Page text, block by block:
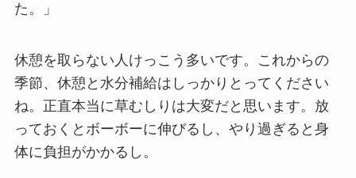
た。」
休憩を取らない人けっこう多いです。これからの
季節、休憩と水分補給はしっかりとってください
ね。 正直本当に草むしりは大変だと思います。放
っておくとボーボーに伸びるし、やり過ぎると身
体に負担がかかるし。